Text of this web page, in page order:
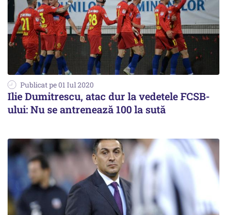
Publicat pe 01 Iul 2020
Ilie Dumitrescu, atac dur la vedetele FCSB-
ului: Nu se antrenează 100 la sută